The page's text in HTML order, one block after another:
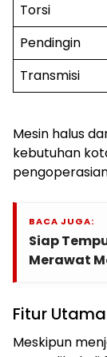
Torsi
Pendingin
Transmisi
Mesin halus
kebutuhan
BACA JUGA:
Siap
Merawat
Fitur
Meskipun